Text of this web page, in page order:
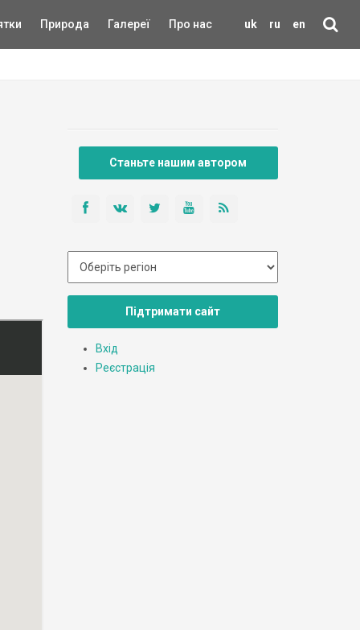
uk ru en
Природа Галереї Про нас
Станьте нашим автором
Підтримати сайт
Вхід
Реєстрація